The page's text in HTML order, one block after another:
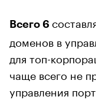
Всего 6
доменов в
для топ-
чаще всего не
управления